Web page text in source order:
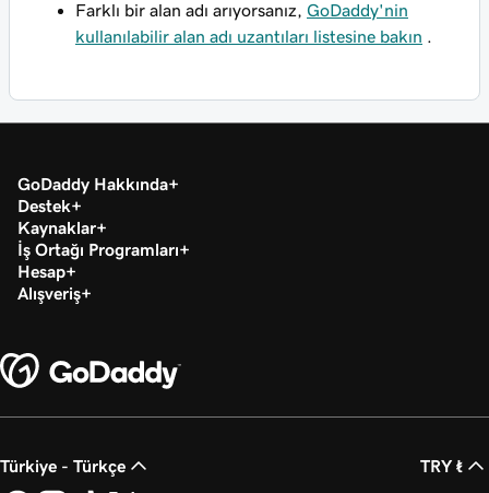
Farklı bir alan adı arıyorsanız, GoDaddy'nin
kullanılabilir alan adı uzantıları listesine bakın
GoDaddy Hakkında
Destek
Kaynaklar
İş Ortağı Programları
Hesap
Alışveriş
Türkiye - Türkçe TRY ₺